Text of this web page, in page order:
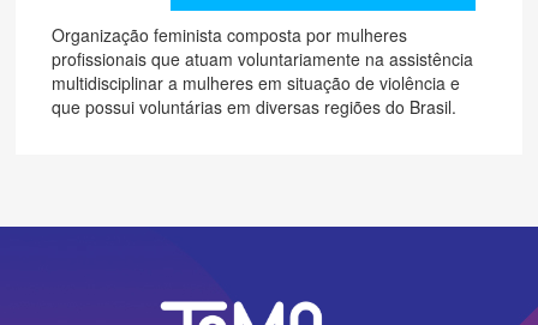
Organização feminista composta por mulheres
profissionais que atuam voluntariamente na assistência
multidisciplinar a mulheres em situação de violência e
que possui voluntárias em diversas regiões do Brasil.